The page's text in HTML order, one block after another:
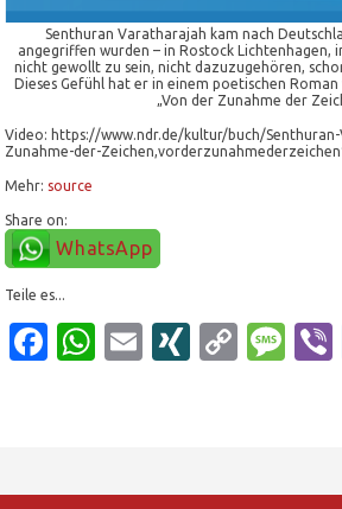
Senthuran Varatharajah kam nach
angegriffen wurden – in Rostock Lichtenhagen,
nicht gewollt zu sein, nicht dazuzugehören,
Dieses Gefühl hat er in einem poetischen
„Von der Zunahme der
Video: https://www.ndr.de/kultur/buch/
Zunahme-der-
Mehr: source
Share on:
WhatsApp
Teile es...
Facebook
WhatsApp
EmailXINGCopy